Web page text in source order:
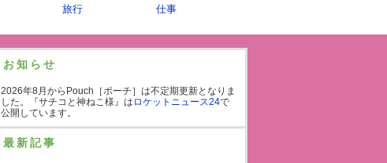
旅行 仕事
お知らせ
2026年8月からPouch［ポーチ］は不定期更新となりま
した。『サチコと神ねこ様』は ロケットニュース24で
公開しています。
最新記事